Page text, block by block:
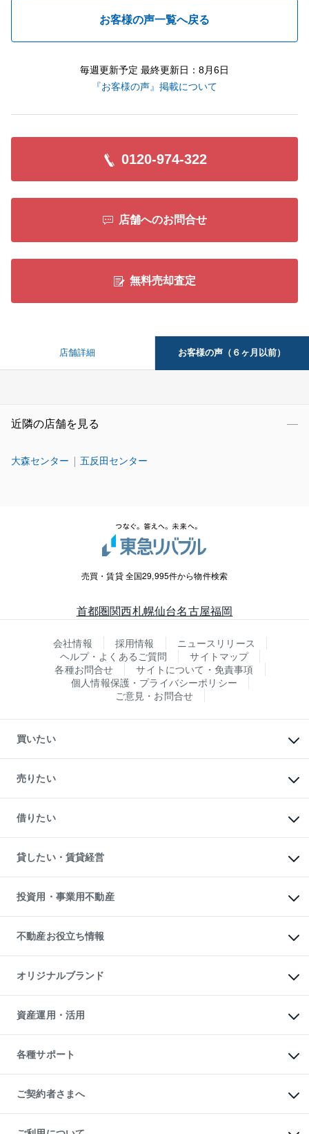
お客様の声一覧へ戻る
毎週更新予定 最終更新日：8月6日
『お客様の声』掲載について
0120-974-322
店舗へのお問合せ
無料売却査定
店舗詳細 お客様の声（６ヶ月以前）
近隣の店舗を見る
大森センター 五反田センター
売買・賃貸 全国29,995件から物件検索
首都圏関西札幌仙台名古屋福岡
会社情報 採用情報
ニュースリリース
ヘルプ・よくあるご質問
サイトマップ
各種お問合せ
サイトについて・免責事項
個人情報保護・プライバシーポリシー
ご意見・お問合せ
買いたい
新築・分譲マンションの購入
中古マンションの購入
一戸建ての購入
中古一戸建ての購入
不動産購入の流れ
注目キーワード物件特集
購入ガイド
English 繁体中文簡体中文
売りたい
一戸建ての売却・査定
土地の売却・査定
スピードAI査定
不動産査定について
不動産売却の流れ
不動産買換えの流れ
売却ガイド
借りたい
オフィス・店舗の賃貸
借りるときの流れ
借りるガイド
貸したい・賃貸経営
マンション賃料データ
賃貸管理プラン
リロケーションについて
貸すガイド
投資用・事業用不動産
事業用不動産
マンション投資
投資用マンション
アパート経営
収益物件
ビル購入（ビル一棟）
投資用不動産の売却査定
事業用不動産の売却査定
不動産お役立ち情報
マンションライブラリー
人気マンションランキング
暮らしに役立つ不動産メディア
不動産相場・不動産価格情報
不動産コラム・ニュース
不動産用語集
不動産なんでもネット相談室
住まいの税金
オリジナルブランド
一棟リノベーションマンション
L`GENTE（ルジェンテ）
区分リノベーションマンション
投資用一棟レジデンスWELL
不動産小口投資
LEGACIA（レガシア）
資産運用・活用
不動産M&A
アセットマネジメント・出資
各種サポート
相続サポート
リフォームサポート
ご契約者さまへ
ご紹介・再契約特典